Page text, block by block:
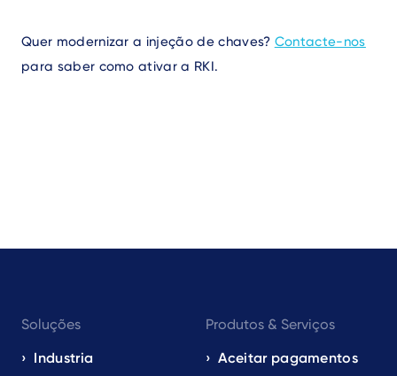
Quer modernizar a injeção de chaves? Contacte-nos
para saber como ativar a RKI.
navigation
EN
Soluções
Industria
Produtos & Serviços
Aceitar pagamentos